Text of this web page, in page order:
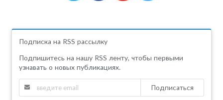
Подписка на RSS рассылку
Подпишитесь на нашу RSS ленту, чтобы первыми
узнавать о новых публикациях.
Подписаться